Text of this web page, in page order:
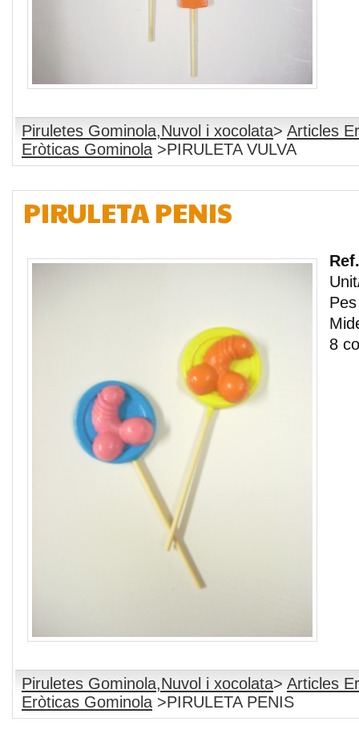
Piruletes Gominola,Nuvol i xocolata> Articles
Eròticas Gominola >PIRULETA VULVA
PIRULETA PENIS
8
Piruletes Gominola,Nuvol i xocolata> Articles
Eròticas Gominola >PIRULETA PENIS